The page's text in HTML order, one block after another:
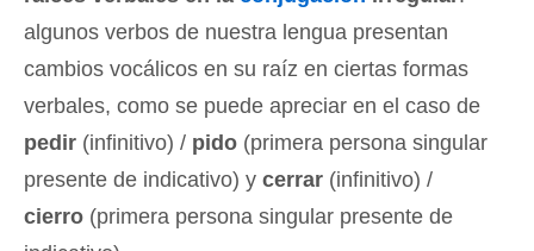
algunos verbos de nuestra lengua presentan
cambios vocálicos en su raíz en ciertas formas
verbales, como se puede apreciar en el caso de
pedir (infinitivo) / pido (primera persona singular
presente de indicativo) y cerrar (infinitivo) /
cierro (primera persona singular presente de